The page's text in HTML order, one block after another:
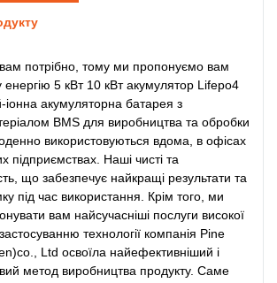
потрібно, тому ми пропонуємо вам
5 кВт 10 кВт акумулятор Lifepo4
іонна акумуляторна батарея з
BMS для виробництва та обробки
використовуються вдома, в офісах
підприємствах. Наші чисті та
що забезпечує найкращі результати та
під час використання. Крім того, ми
вам найсучасніші послуги високої
технології компанія Pine
Ltd освоїла найефективніший і
метод виробництва продукту. Саме